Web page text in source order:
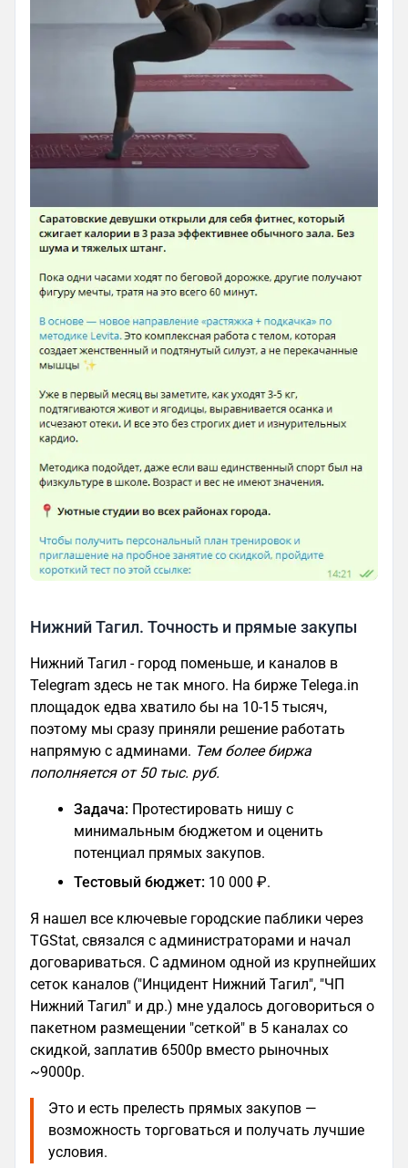
Нижний Тагил. Точность и прямые закупы
Нижний Тагил - город поменьше, и каналов в
Telegram здесь не так много. На бирже Telega.in
площадок едва хватило бы на 10-15 тысяч,
поэтому мы сразу приняли решение работать
напрямую с админами. Тем более биржа
пополняется от 50 тыс. руб.
Задача: Протестировать нишу с
минимальным бюджетом и оценить
потенциал прямых закупов.
Тестовый бюджет: 10 000 ₽.
Я нашел все ключевые городские паблики через
TGStat, связался с администраторами и начал
договариваться. С админом одной из крупнейших
сеток каналов ("Инцидент Нижний Тагил", "ЧП
Нижний Тагил" и др.) мне удалось договориться о
пакетном размещении "сеткой" в 5 каналах со
скидкой, заплатив 6500р вместо рыночных
~9000р.
Это и есть прелесть прямых закупов —
возможность торговаться и получать лучшие
условия.